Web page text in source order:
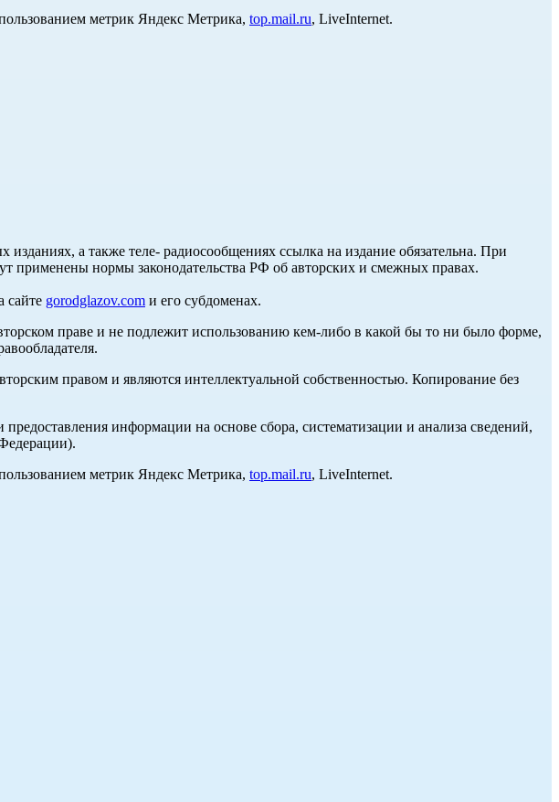
метрик Яндекс Метрика, top.mail.ru, LiveInternet.
изданиях, а также теле- радиосообщениях ссылка на издание обязательна. При
применены нормы законодательства РФ об авторских и смежных правах.
сайте gorodglazov.com и его субдоменах.
праве и не подлежит использованию кем-либо в какой бы то ни было форме,
правом и являются интеллектуальной собственностью. Копирование без
информации на основе сбора, систематизации и анализа сведений,
метрик Яндекс Метрика, top.mail.ru, LiveInternet.